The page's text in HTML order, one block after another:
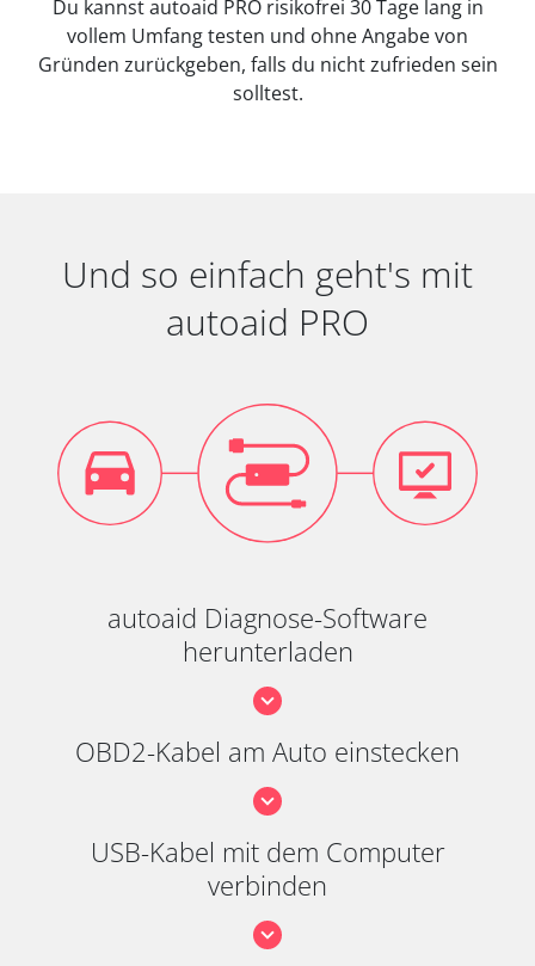
Du kannst autoaid PRO risikofrei 30 Tage lang in
vollem Umfang testen und ohne Angabe von
Gründen zurückgeben, falls du nicht zufrieden sein
solltest.
Und so einfach geht's mit
autoaid PRO
autoaid Diagnose-Software
herunterladen
OBD2-Kabel am Auto einstecken
USB-Kabel mit dem Computer
verbinden